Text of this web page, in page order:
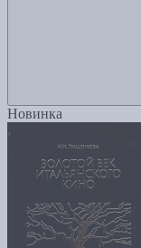
Новинка